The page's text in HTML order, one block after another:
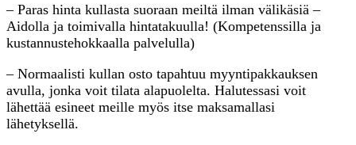
– Paras hinta kullasta suoraan meiltä ilman välikäsiä –
Aidolla ja toimivalla hintatakuulla! (Kompetenssilla ja
kustannustehokkaalla palvelulla)
– Normaalisti kullan osto tapahtuu myyntipakkauksen
avulla, jonka voit tilata alapuolelta. Halutessasi voit
lähettää esineet meille myös itse maksamallasi
lähetyksellä.